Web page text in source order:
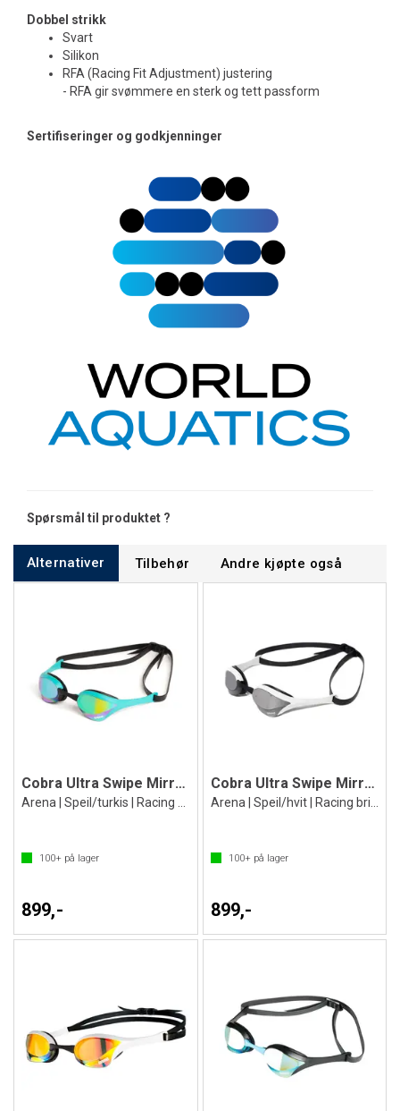
Dobbel strikk
Svart
Silikon
RFA (Racing Fit Adjustment) justering
- RFA gir svømmere en sterk og tett passform
Sertifiseringer og godkjenninger
Spørsmål til produktet ?
Alternativer Tilbehør Andre kjøpte også
Cobra Ultra Swipe Mirror Svømmebrille
100+ på lager
899,-
Cobra Ultra Swipe Mirror Svømmebrille
100+på lager
899,-